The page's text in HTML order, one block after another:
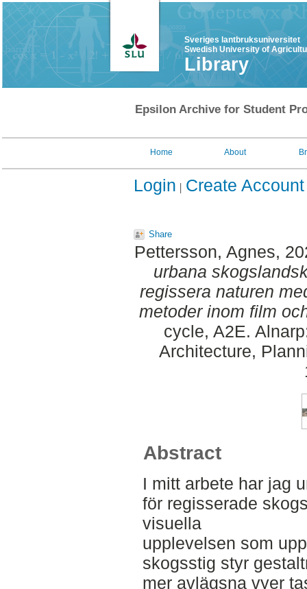
Sveriges lantbruksuniversitet
Swedish University of
Library
Epsilon Archive for Student
Home About
Login Create Account
Share
Pettersson, Agnes,
urbana
regissera naturen
metoder inom film
cycle, A2E.
Architecture,
Abstract
I mitt arbete har jag
för regisserade
visuella
upplevelsen som
skogsstig styr
mer avlägsna vyer